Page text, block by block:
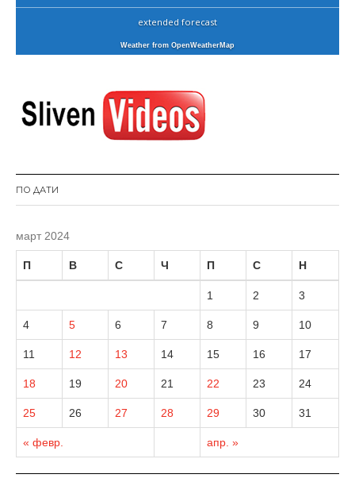
extended forecast
Weather from OpenWeatherMap
ПО ДАТИ
март 2024
П В С Ч П С Н
« февр. апр. »
1 2 3
4 5 6 7 8 9 10
11 12 13 14 15 16 17
18 19 20 21 22 23 24
25 26 27 28 29 30 31